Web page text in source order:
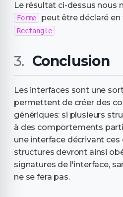
Le résultat ci-dessus nous
Forme peut être déclaré
Rectangle
Conclusion
Les interfaces sont une
permettent de créer des
génériques: si plusieurs
à des comportements
une interface décrivant
structures devront ainsi
signatures de l'interface,
ne se fera pas.